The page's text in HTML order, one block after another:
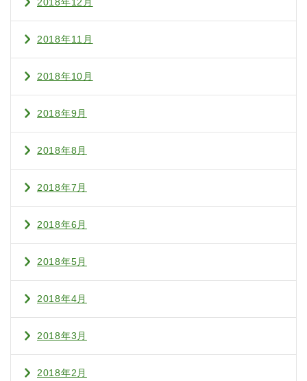
2018年11月
2018年10月
2018年9月
2018年8月
2018年7月
2018年6月
2018年5月
2018年4月
2018年3月
2018年2月